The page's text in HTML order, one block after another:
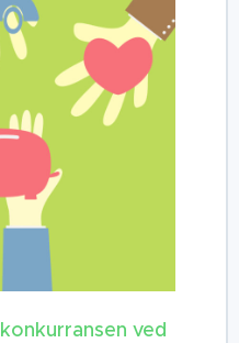
ved